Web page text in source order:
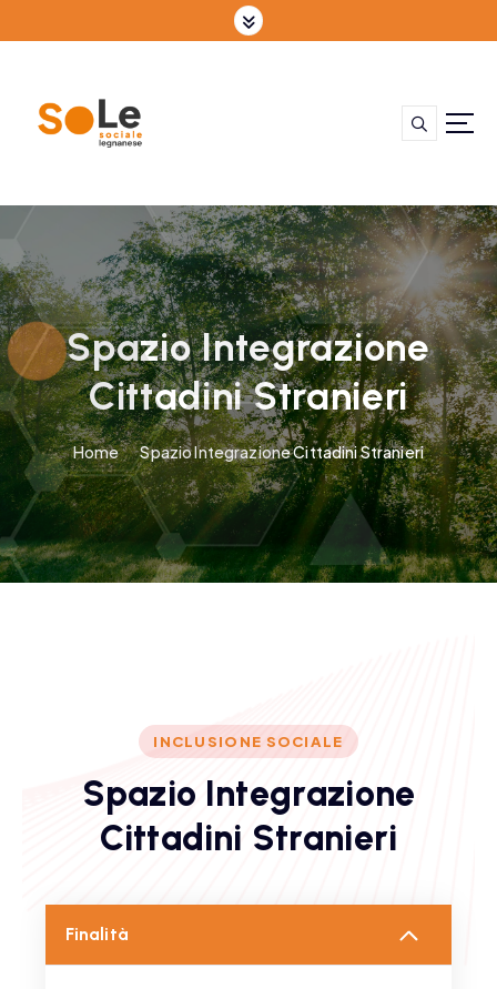
Spazio Integrazione
Cittadini Stranieri
Home Spazio Integrazione Cittadini Stranieri
INCLUSIONE SOCIALE
Spazio Integrazione
Cittad ini Stranieri
Finalità